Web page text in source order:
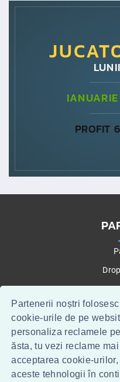
Partenerii noștri
cookie-urile de pe
personaliza reclamele
ăsta, tu vezi reclame
acceptarea cookie-
aceste tehnologii în
LUNII
PROFIT
CONTACT